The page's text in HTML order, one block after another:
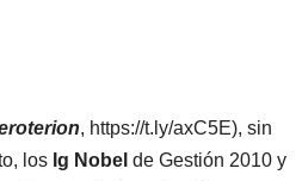
, https://t.ly/axC5E), sin
los Ig Nobel de Gestión 2010 y